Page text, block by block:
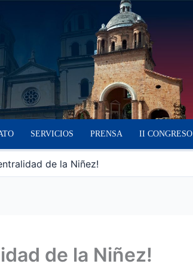
SERVICIOS PRENSA II CONGRESO
de la Niñez!
de la Niñez!